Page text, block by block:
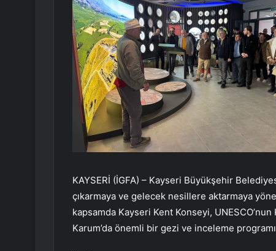
KAYSERİ (İGFA) – Kayseri Büyükşehir
çıkarmaya ve gelecek nesillere aktarmaya
kapsamda Kayseri Kent Konseyi,
Karum’da önemli bir gezi ve inceleme